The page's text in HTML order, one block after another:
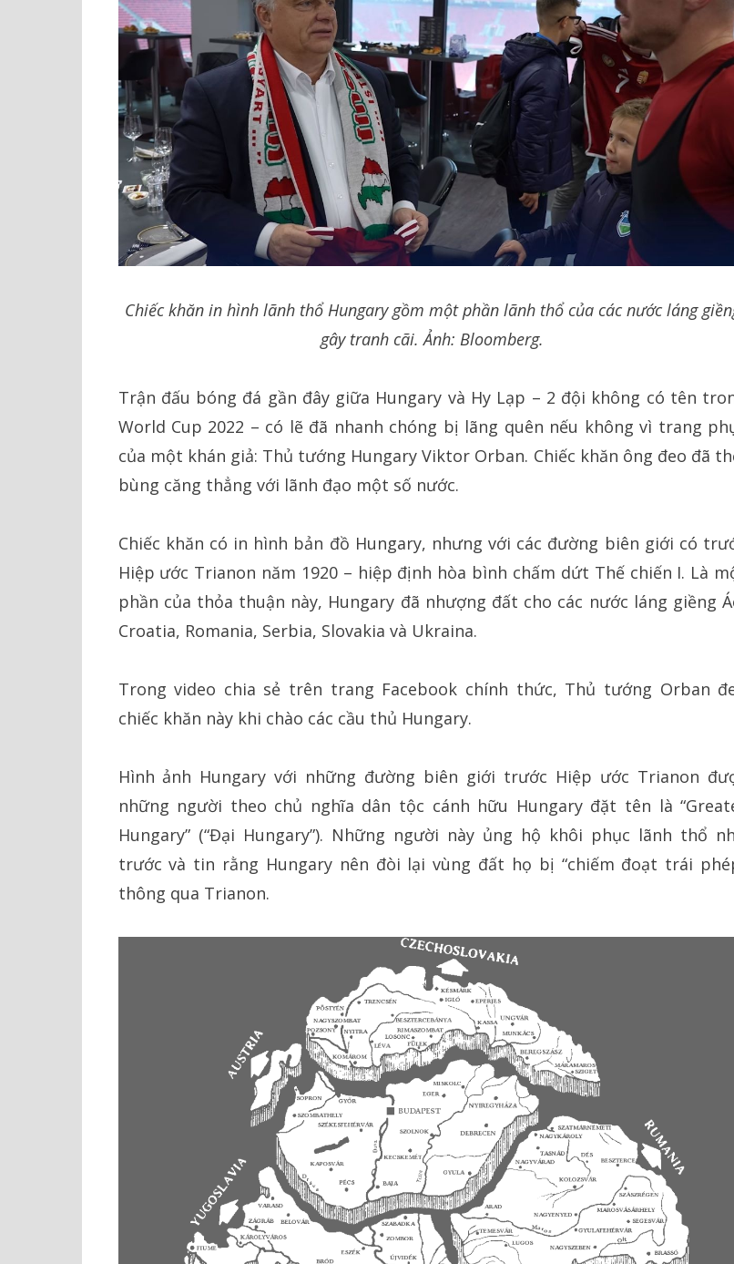
Chiếc khăn in hình lãnh thổ Hungary gồm một phần lãnh thổ của các nước láng
gây tranh cãi. Ảnh: Bloomberg.
Trận đấu bóng đá gần đây giữa Hungary và Hy Lạp – 2 đội không có tên
World Cup 2022 – có lẽ đã nhanh chóng bị lãng quên nếu không vì trang
của một khán giả: Thủ tướng Hungary Viktor Orban. Chiếc khăn ông đeo đã
bùng căng thẳng với lãnh đạo một số nước.
Chiếc khăn có in hình bản đồ Hungary, nhưng với các đường biên giới có
Hiệp ước Trianon năm 1920 – hiệp định hòa bình chấm dứt Thế chiến I. Là
phần của thỏa thuận này, Hungary đã nhượng đất cho các nước láng giềng
Croatia, Romania, Serbia, Slovakia và Ukraina.
Trong video chia sẻ trên trang Facebook chính thức, Thủ tướng Orban
chiếc khăn này khi chào các cầu thủ Hungary.
Hình ảnh Hungary với những đường biên giới trước Hiệp ước Trianon
những người theo chủ nghĩa dân tộc cánh hữu Hungary đặt tên là
Hungary” (“Đại Hungary”). Những người này ủng hộ khôi phục lãnh thổ
trước và tin rằng Hungary nên đòi lại vùng đất họ bị “chiếm đoạt trái
thông qua Trianon.